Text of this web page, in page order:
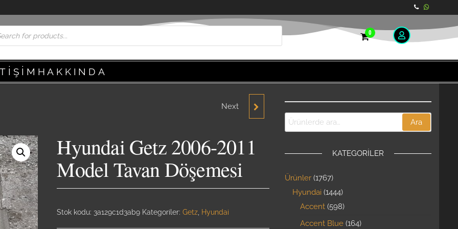
0
HAKKINDA
HYUNDAI GETZ 2006-
2011 MODEL TABAN
DÖŞEMESI ORJINAL
Next
Hyundai Getz 2006-2011
Model Tavan Döşemesi
Stok kodu: 3a129c1d3ab9 Kategoriler:Getz Hyundai
Ara
KATEGORILER
Ürünler 1767
Hyundai 1444
Accent 598
Accent Blue 164